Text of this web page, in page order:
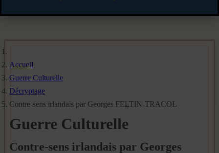
Accueil
Guerre Culturelle
Décryptage
Contre-sens irlandais par Georges FELTIN-TRACOL
Guerre Culturelle
Contre-sens irlandais par Georges